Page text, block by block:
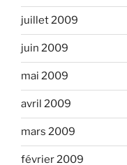
juillet 2009
juin 2009
mai 2009
avril 2009
mars 2009
février 2009